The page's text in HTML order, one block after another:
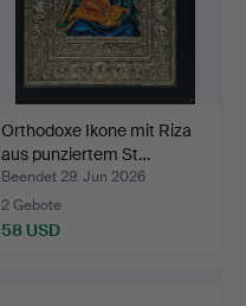
Orthodoxe Ikone mit Riza
aus punziertem St…
Beendet 29. Jun 2026
2 Gebote
58 USD